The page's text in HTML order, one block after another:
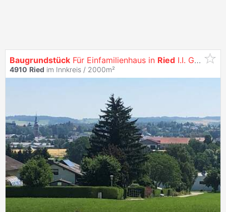
Baugrundstück Für Einfamilienhaus in Ried I.I. Gesucht
4910 Ried im Innkreis / 2000m²